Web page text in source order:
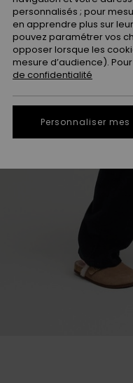
personnalisés ; pour
en apprendre plus sur
pouvez paramétrer vos
opposer lorsque les
mesure d’audience).
de confidentialité
Personnaliser